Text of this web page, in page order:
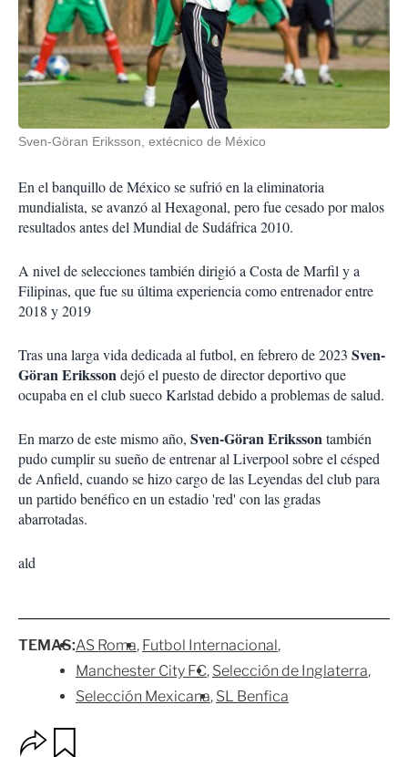
Sven-Göran Eriksson, extécnico de México
En el banquillo de México se sufrió en la eliminatoria
mundialista, se avanzó al Hexagonal, pero fue cesado por malos
resultados antes del Mundial de Sudáfrica 2010.
A nivel de selecciones también dirigió a Costa de Marfil y a
Filipinas, que fue su última experiencia como entrenador entre
2018 y 2019
Tras una larga vida dedicada al futbol, en febrero de 2023 Sven-
Göran Erikssondejó el puesto de director deportivo que
ocupaba en el club sueco Karlstad debido a problemas de salud.
En marzo de este mismo año, Sven-Göran Erikssontambién
pudo cumplir su sueño de entrenar al Liverpool sobre el césped
de Anfield, cuando se hizo cargo de las Leyendas del club para
un partido benéfico en un estadio 'red' con las gradas
abarrotadas.
ald
TEMAS:AS Roma Futbol Internacional
Manchester City FC Selección de Inglaterra
Selección Mexicana SL Benfica